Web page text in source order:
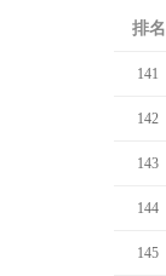
排名
141
142
143
144
145